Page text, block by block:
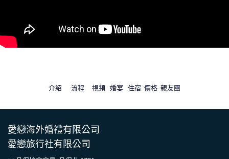
介紹 流程 視頻 婚宴 住宿 價格 親友團
愛戀海外婚禮有限公司
愛戀旅行社有限公司